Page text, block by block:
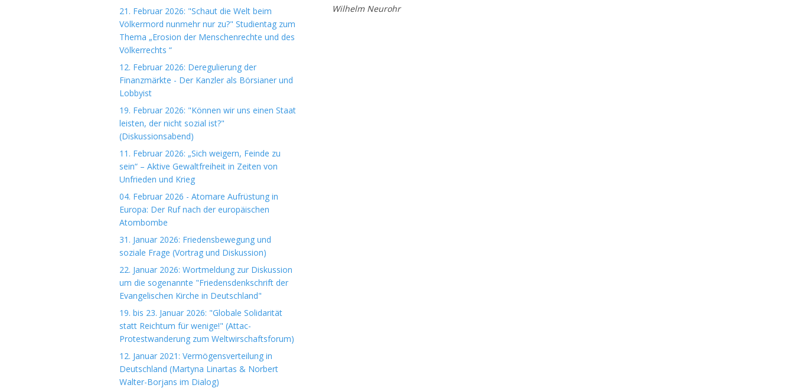
21. Februar 2026: "Schaut die Welt beim
Völkermord nunmehr nur zu?" Studientag zum
Thema „Erosion der Menschenrechte und des
Völkerrechts “
12. Februar 2026: Deregulierung der
Finanzmärkte - Der Kanzler als Börsianer und
Lobbyist
19. Februar 2026: "Können wir uns einen Staat
leisten, der nicht sozial ist?"
(Diskussionsabend)
11. Februar 2026: „Sich weigern, Feinde zu
sein“ – Aktive Gewaltfreiheit in Zeiten von
Unfrieden und Krieg
04. Februar 2026 - Atomare Aufrüstung in
Europa: Der Ruf nach der europäischen
Atombombe
31. Januar 2026: Friedensbewegung und
soziale Frage (Vortrag und Diskussion)
22. Januar 2026: Wortmeldung zur Diskussion
um die sogenannte "Friedensdenkschrift der
Evangelischen Kirche in Deutschland"
19. bis 23. Januar 2026: "Globale Solidarität
statt Reichtum für wenige!" (Attac-
Protestwanderung zum Weltwirschaftsforum)
12. Januar 2021: Vermögensverteilung in
Deutschland (Martyna Linartas & Norbert
Walter-Borjans im Dialog)
Wilhelm Neurohr